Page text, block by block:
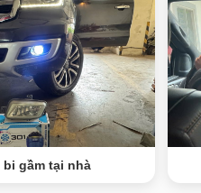
bi gầm tại nhà